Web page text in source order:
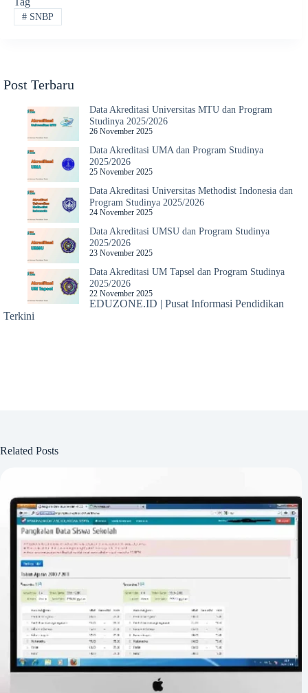
#SNBP
Post Terbaru
Data Akreditasi Universitas MTU dan Program
Studinya 2025/2026
26 November 2025
Data Akreditasi UMA dan Program Studinya
2025/2026
25 November 2025
Data Akreditasi Universitas Methodist Indonesia dan
Program Studinya 2025/2026
24 November 2025
Data Akreditasi UMSU dan Program Studinya
2025/2026
23 November 2025
Data Akreditasi UM Tapsel dan Program Studinya
2025/2026
22 November 2025
EDUZONE.ID | Pusat Informasi Pendidikan
Terkini
Related Posts